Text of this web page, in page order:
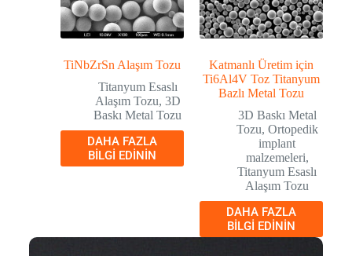
TiNbZrSn Alaşım Tozu
Titanyum Esaslı
Alaşım Tozu, 3D
Baskı Metal Tozu
DAHA FAZLA
BILGI EDININ
Katmanlı Üretim için
Ti6Al4V Toz Titanyum
Bazlı Metal Tozu
3D Baskı Metal
Tozu, Ortopedik
implant
malzemeleri,
Titanyum Esaslı
Alaşım Tozu
DAHA FAZLA
BILGI EDININ